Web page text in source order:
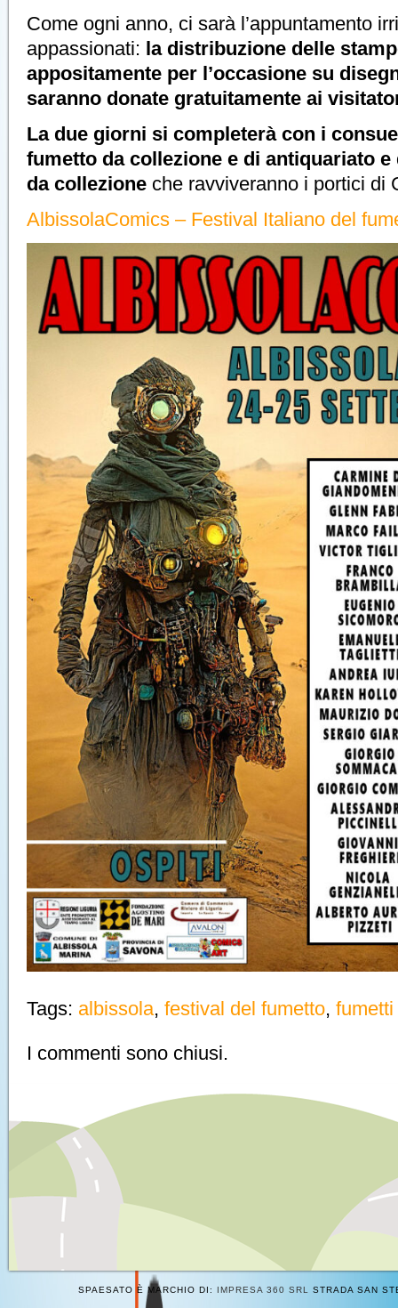
Come ogni anno, ci sarà l’appuntamento
appassionati: la distribuzione delle
appositamente per l’occasione su
saranno donate gratuitamente ai
La due giorni si completerà con i
fumetto da collezione e di antiquariato e
da collezione che ravviveranno i portici di
AlbissolaComics – Festival Italiano del
Tags: albissola, festival del fumetto, fumetti
I commenti sono chiusi.
SPAESATO È MARCHIO DI: IMPRESA 360 SRL STRADA SAN